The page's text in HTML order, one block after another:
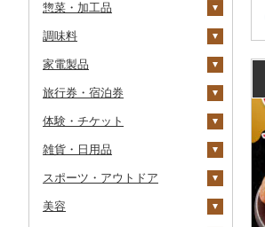
仙台牛
米沢牛
山形牛
常陸牛
上州牛
飛騨牛
近江牛
水炊き
地鶏
赤鶏さつま
その他鶏肉
キャビア
その他魚卵
鮑（アワビ）
牡蠣（カキ）
あさり
しじみ
サザエ
はまぐり
その他貝
鮮魚
鮭・サーモン
マグロ
イワシ
カツオ
金目鯛
クエ
イカ・タコ
イカ
タコ
海苔・海藻
海苔
わかめ
ひじき
その他海苔・海藻
干物
ししゃも
その他干物
その他魚介・加工品
しらす・ちりめん
かまぼこ・練り製品
コシヒカリ
はえぬき
さがびより
あきたこまち
ひとめぼれ
ミルキークィーン
ななつぼし
その他ぶどう・マスカ
梨
和梨
洋梨・ラフランス
マンゴー
みかん・柑橘
みかん
レモン
不知火・デコポン
せとか
すいか
キウイ
柿（カキ）
ドライフルーツ
その他果物
根菜
人参
大根
自然薯
レンコン
にんにく・生姜
その他根菜
アスパラガス
豆
きのこ
しいたけ
松茸
その他きのこ
その他野菜
山菜
かぼちゃ
バター
その他乳製品
地ビール・クラフトビ
純米吟醸
大吟醸
吟醸
その他日本酒
芋焼酎
麦焼酎
米焼酎
黒糖焼酎
その他焼酎
梅酒
泡盛
ワイン
白ワイン
赤ワイン
シャンパン・スパーク
ウイスキー
リキュール・洋酒
甘酒
ノンアルコール
その他酒
飲料
コーヒー豆
粉
ドリップ
茶
飲料
茶葉・ティーバッグ
静岡茶
足柄茶
知覧茶
八女茶
果汁飲料
りんごジュース
みかんジュース（オレ
紅茶
飲料
茶葉・ティーバッグ
その他飲料・ジュース
野菜ジュース
炭酸飲料
豆乳
クッキー
焼き菓子
プリン
ゼリー
チョコレート
カステラ
アイス・ジェラート
その他洋菓子
ラーメン
うどん
そば
パスタ
ひやむぎ
そうめん
その他麺
惣菜・加工品
惣菜
餃子
シュウマイ
コロッケ
その他惣菜
カレー・シチュー
カレー
シチュー
鍋
肉
魚
その他鍋
ピザ
レトルト
スープ
豆腐・納豆
調味料
砂糖
塩
醤油
味噌
酢
だし
家電製品
季節・空調家電
キッチン家電
照明器具
パソコン・周辺機器
TV・オーディオ・カメラ
旅行券・宿泊券
旅行券
JTBふるさと旅行クー
宿泊券
体験・チケット
PayPay商品券
食事券
温泉・サウナ・スパ利用
雑貨・日用品
家具・インテリア
寝具
スポーツ・アウトドア
ゴルフ
美容